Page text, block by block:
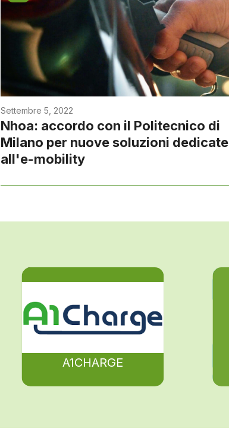
Settembre 5, 2022
Nhoa: accordo con il Politecnico di
Milano per nuove soluzioni dedicate
all'e-mobility
A1CHARGE